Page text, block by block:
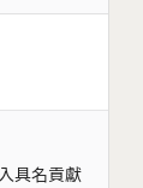
具名貢獻